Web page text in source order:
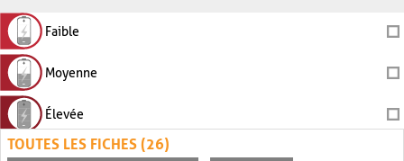
Faible
Moyenne
Élevée
TOUTES LES FICHES (26)